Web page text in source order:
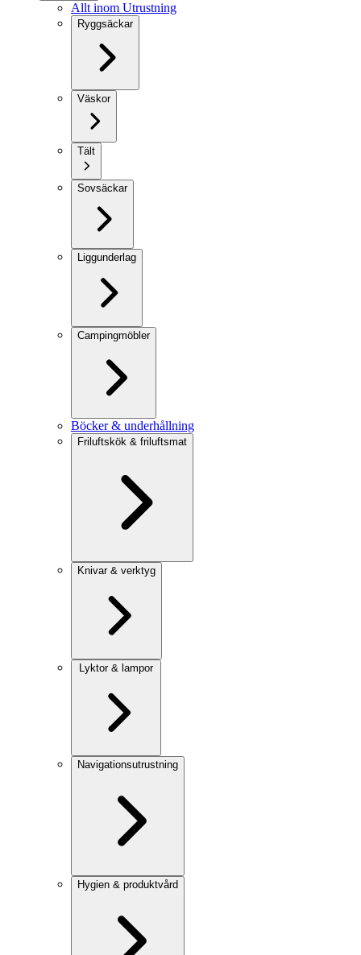
Allt inom Utrustning
Ryggsäckar
Väskor
Tält
Sovsäckar
Liggunderlag
Campingmöbler
Böcker & underhållning
Friluftskök & friluftsmat
Knivar & verktyg
Lyktor & lampor
Navigationsutrustning
Hygien & produktvård